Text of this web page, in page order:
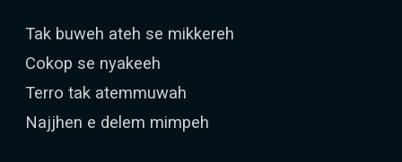
Tak buweh ateh se mikkereh
Cokop se nyakeeh
Terro tak atemmuwah
Najjhen e delem mimpeh